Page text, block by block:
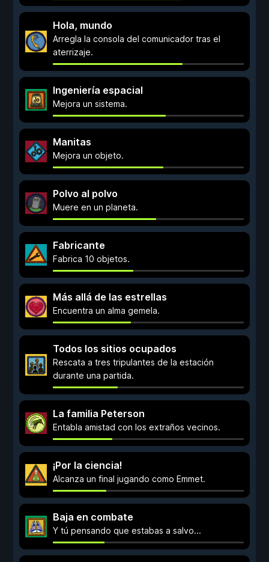
Hola, mundo
Arregla la consola del comunicador tras el
aterrizaje.
Ingeniería espacial
Mejora un sistema.
Manitas
Mejora un objeto.
Polvo al polvo
Muere en un planeta.
Fabricante
Fabrica 10 objetos.
Más allá de las estrellas
Encuentra un alma gemela.
Todos los sitios ocupados
Rescata a tres tripulantes de la estación
durante una partida.
La familia Peterson
Entabla amistad con los extraños vecinos.
¡Por la ciencia!
Alcanza un final jugando como Emmet.
Baja en combate
Y tú pensando que estabas a salvo...